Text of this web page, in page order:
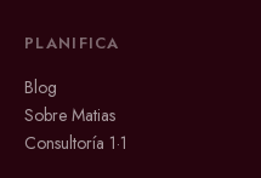
PLANIFICA
Blog
Sobre Matias
Consultoría 1·1